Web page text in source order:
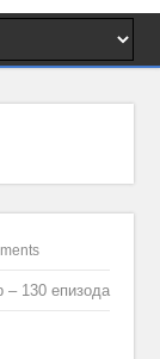
– 130 епизода